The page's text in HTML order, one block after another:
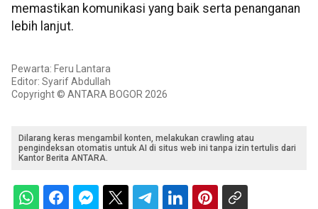
memastikan komunikasi yang baik serta penanganan
lebih lanjut.
Pewarta: Feru Lantara
Editor: Syarif Abdullah
Copyright © ANTARA BOGOR 2026
Dilarang keras mengambil konten, melakukan crawling atau
pengindeksan otomatis untuk AI di situs web ini tanpa izin tertulis dari
Kantor Berita ANTARA.